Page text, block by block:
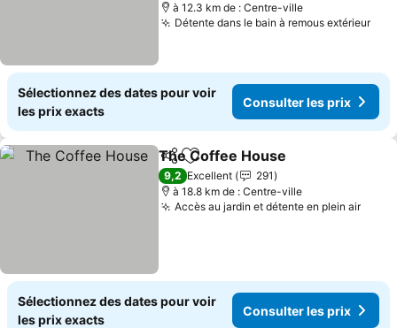
à 12.3 km de : Centre-ville
Détente dans le bain à remous extérieur
Sélectionnez des dates pour voir
les prix exacts
Consulter les prix
PartagerAjouter à mes favoris
The Coffee House
9,2 Excellent
291
à 18.8 km de : Centre-ville
Accès au jardin et détente en plein air
Sélectionnez des dates pour voir
les prix exacts
Consulter les prix